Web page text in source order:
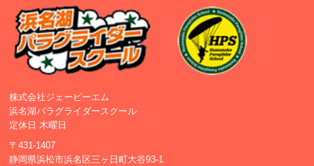
株式会社ジェーピーエム
浜名湖パラグライダースクール
定休日 木曜日
〒431-1407
静岡県浜松市浜名区三ヶ日町大谷93-1